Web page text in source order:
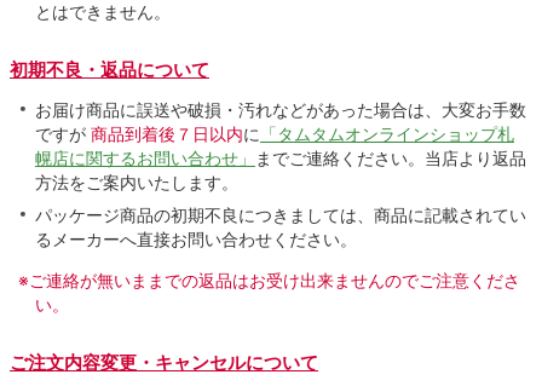
とはできません。
初期不良・返品について
お届け商品に誤送や破損・汚れなどがあった場合は、大変お手数
ですが 商品到着後７日以内に 「タムタムオンラインショップ札
幌店に関するお問い合わせ」
までご連絡ください。当店より返品
方法をご案内いたします。
パッケージ商品の初期不良につきましては、商品に記載されてい
るメーカーへ直接お問い合わせください。
※ご連絡が無いままでの返品はお受け出来ませんのでご注意くださ
い。
ご注文内容変更・キャンセルについて